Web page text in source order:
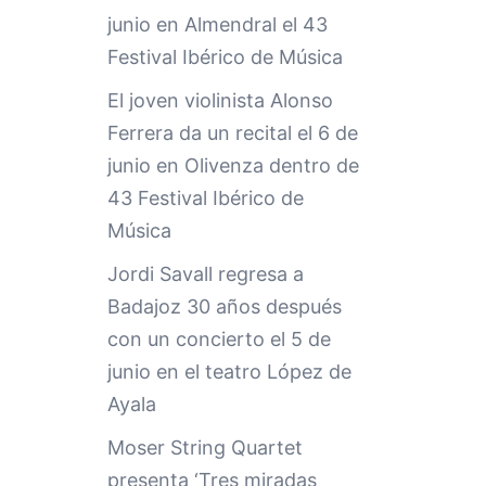
junio en Almendral el 43
Festival Ibérico de Música
El joven violinista Alonso
Ferrera da un recital el 6 de
junio en Olivenza dentro de
43 Festival Ibérico de
Música
Jordi Savall regresa a
Badajoz 30 años después
con un concierto el 5 de
junio en el teatro López de
Ayala
Moser String Quartet
presenta ‘Tres miradas